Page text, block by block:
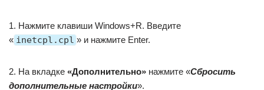
1. Нажмите клавиши Windows+R. Введите
« inetcpl.cpl » и нажмите Enter.
2. На вкладке «Дополнительно» нажмите «Сбросить
дополнительные настройки».